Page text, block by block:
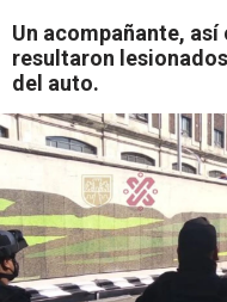
Un acompañante,
resultaron
del auto.